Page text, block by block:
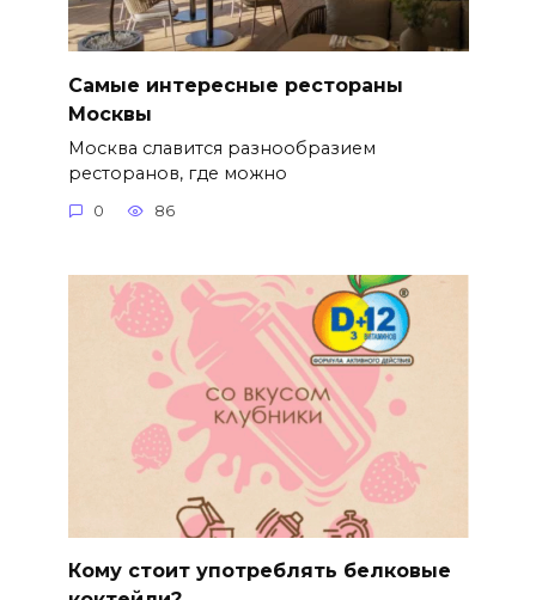
Самые интересные рестораны
Москвы
Москва славится разнообразием
ресторанов, где можно
0 86
Кому стоит употреблять белковые